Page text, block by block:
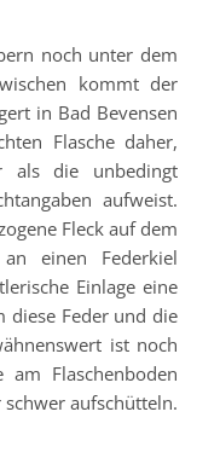
noch unter dem
kommt der
in Bad Bevensen
Flasche daher,
als die unbedingt
aufweist.
Fleck auf dem
einen Federkiel
Einlage eine
diese Feder und die
ist noch
Flaschenboden
aufschütteln.